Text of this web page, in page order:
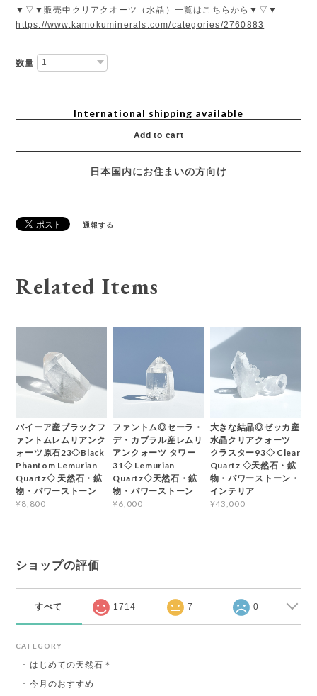
▼▽▼販売中クリアクオーツ（水晶）一覧はこちらから▼▽▼
https://www.kamokuminerals.com/categories/2760883
数量
International shipping available
Add to cart
日本国内にお住まいの方向け
通報する
Related Items
バイーア産ブラックフ
ァントムレムリアンク
ォーツ原石23◇Black
Phantom Lemurian
Quartz◇ 天然石・鉱
物・パワーストーン
¥8,800
ファントム◎セーラ・
デ・カブラル産レムリ
アンクォーツ タワー
31◇ Lemurian
Quartz◇天然石・鉱
物・パワーストーン
¥6,000
大きな結晶◎ゼッカ産
水晶クリアクォーツ
クラスター93◇ Clear
Quartz ◇天然石・鉱
物・パワーストーン・
インテリア
¥43,000
ショップの評価
すべて 1714 7 0
CATEGORY
はじめての天然石＊
今月のおすすめ